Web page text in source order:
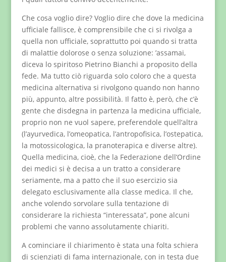
Che cosa voglio dire? Voglio dire che dove la medicina
ufficiale fallisce, è comprensibile che ci si rivolga a
quella non ufficiale, soprattutto poi quando si tratta
di malattie dolorose o senza soluzione: ’assamai,
diceva lo spiritoso Pietrino Bianchi a proposito della
fede. Ma tutto ciò riguarda solo coloro che a questa
medicina alternativa si rivolgono quando non hanno
più, appunto, altre possibilità. Il fatto è, però, che c’è
gente che disdegna in partenza la medicina ufficiale,
proprio non ne vuol sapere, preferendole quell’altra
(l’ayurvedica, l’omeopatica, l’antropofisica, l’ostepatica,
la motossicologica, la pranoterapica e diverse altre).
Quella medicina, cioè, che la Federazione dell’Ordine
dei medici si è decisa a un tratto a considerare
seriamente, ma a patto che il suo esercizio sia
delegato esclusivamente alla classe medica. Il che,
anche volendo sorvolare sulla tentazione di
considerare la richiesta “interessata”, pone alcuni
problemi che vanno assolutamente chiariti.
A cominciare il chiarimento è stata una folta schiera
di scienziati di fama internazionale, con in testa due